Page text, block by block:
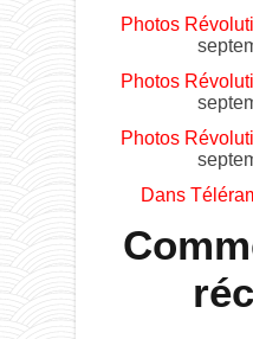
Photos
Photos
Photos
Dans